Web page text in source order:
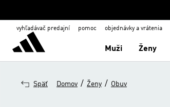
vyhľadávač predajní pomoc objednávky a vrátenia
Muži Ženy
Späť Domov / Ženy / Obuv